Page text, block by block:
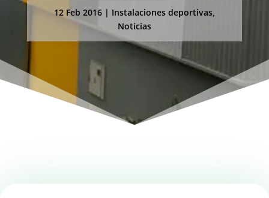
12 Feb 2016| Instalaciones deportivas,
Noticias